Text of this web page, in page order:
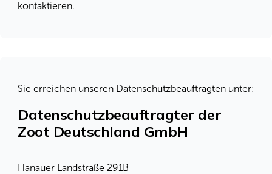
kontaktieren.
Sie erreichen unseren Datenschutzbeauftragten unter:
Datenschutzbeauftragter der
Zoot Deutschland GmbH
Hanauer Landstraße 291B